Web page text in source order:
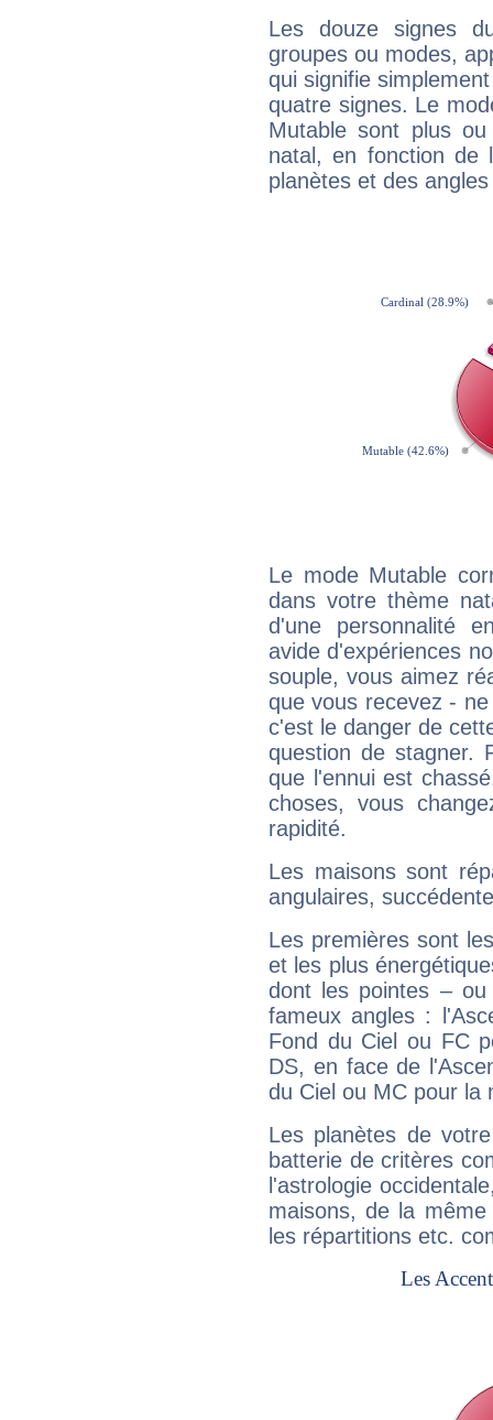
Les douze signes
groupes ou modes,
qui signifie
quatre signes. Le
Mutable sont plus
natal, en fonction de
planètes et des
Le mode Mutable
dans votre thème
d'une personnalité
avide d'expériences
souple, vous aimez
que vous recevez -
c'est le danger de
question de stagner.
que l'ennui est
choses, vous
rapidité.
Les maisons sont
angulaires,
Les premières sont
et les plus
dont les pointes –
fameux angles :
Fond du Ciel ou FC
DS, en face de
du Ciel ou MC pour la
Les planètes de
batterie de critères
l'astrologie
maisons, de la
les répartitions etc.